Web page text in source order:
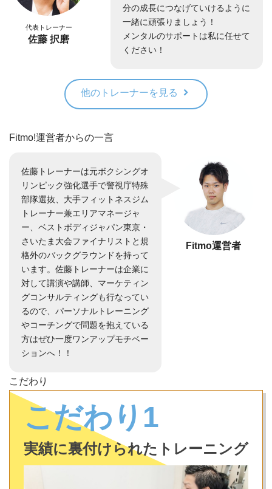
代表トレーナー
佐藤 択磨
分の成長につなげていけるように
一緒に頑張りましょう！
メンタルのサポートは私に任せて
ください！
他のトレーナーを見る
Fitmo!運営者からの一言
Fitmo運営者
佐藤トレーナーは元ボクシングオ
リンピック強化選手で警視庁特殊
部隊選抜、大手フィットネスジム
トレーナー兼エリアマネージャ
ー、ベストボディジャパン東京・
さいたま大会ファイナリストと規
格外のバックグラウンドを持って
います。佐藤トレーナーは企業に
対して講演や講師、マーケティン
グコンサルティングも行なってい
るので、パーソナルトレーニング
やコーチングで問題を抱えている
方はぜひ一度ワンアップモチベー
ションへ！！
こだわり
こだわり1
実績に裏付けられたトレーニング